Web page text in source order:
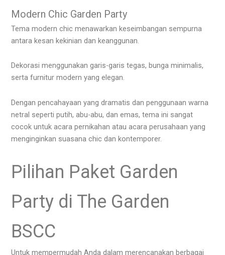
Modern Chic Garden Party
Tema modern chic menawarkan keseimbangan sempurna
antara kesan kekinian dan keanggunan.
Dekorasi menggunakan garis-garis tegas, bunga minimalis,
serta furnitur modern yang elegan.
Dengan pencahayaan yang dramatis dan penggunaan warna
netral seperti putih, abu-abu, dan emas, tema ini sangat
cocok untuk acara pernikahan atau acara perusahaan yang
menginginkan suasana chic dan kontemporer.
Pilihan Paket Garden
Party di The Garden
BSCC
Untuk mempermudah Anda dalam merencanakan berbagai